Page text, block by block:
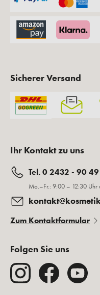
Sicherer Versand
Ihr Kontakt zu uns
Tel. 0 2432 - 90
Mo.–Fr.: 9:00 – 12:30
Zum Kontaktformular
Folgen Sie uns